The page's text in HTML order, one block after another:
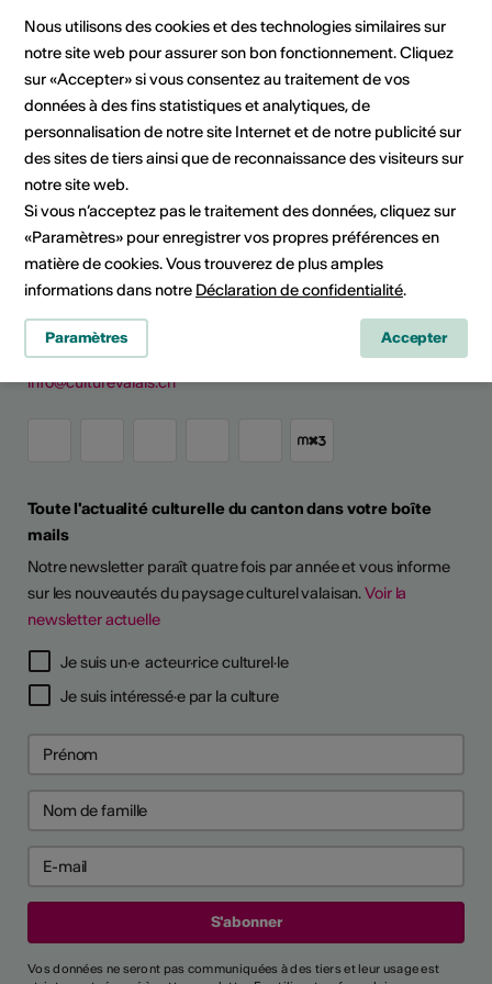
D'ARTISTES
3000 bern
Téléphone 0787925030
E-Mail
Site Internet
Planifier un itinéraire
Transports publics
Culture Valais
Rue de Lausanne 45
CH - 1950 Sion
+41 (0)27 606 45 69
info@culturevalais.ch
Toute l'actualité culturelle du canton dans votre boîte
mails
Notre newsletter paraît quatre fois par année et vous informe
sur les nouveautés du paysage culturel valaisan.Voir la
newsletter actuelle
Je suis un·e acteur·rice culturel·le
Je suis intéressé·e par la culture
Vos données ne seront pas communiquées à des tiers et leur usage est
Nous utilisons des cookies et des technologies similaires sur
notre site web pour assurer son bon fonctionnement. Cliquez
sur «Accepter» si vous consentez au traitement de vos
données à des fins statistiques et analytiques, de
personnalisation de notre site Internet et de notre publicité sur
des sites de tiers ainsi que de reconnaissance des visiteurs sur
notre site web.
Si vous n’acceptez pas le traitement des données, cliquez sur
«Paramètres» pour enregistrer vos propres préférences en
matière de cookies. Vous trouverez de plus amples
informations dans notre Déclaration de confidentialité.
Paramètres Accepter